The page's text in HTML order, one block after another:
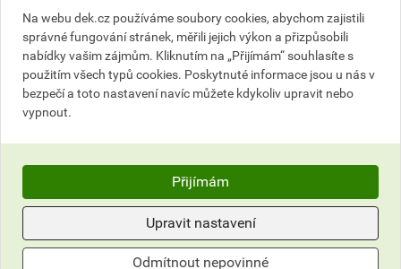
Výrobky značky:
Philips
Informace o ceně
397,29 Kč
480,72 Kč
Nejnižší prodejní cena v době 30 dnů před
poskytnutím slevy
Na webu dek.cz používáme soubory cookies, abychom zajistili
správné fungování stránek, měřili jejich výkon a přizpůsobili
nabídky vašim zájmům. Kliknutím na „Přijímám“ souhlasíte s
použitím všech typů cookies. Poskytnuté informace jsou u nás v
bezpečí a toto nastavení navíc můžete kdykoliv upravit nebo
vypnout.
Přijímám
Upravit nastavení
Odmítnout nepovinné